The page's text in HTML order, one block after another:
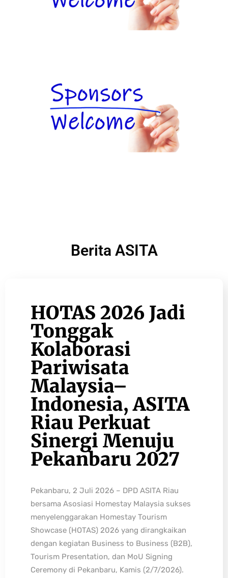
Berita ASITA
HOTAS 2026 Jadi
Tonggak
Kolaborasi
Pariwisata
Malaysia–
Indonesia, ASITA
Riau Perkuat
Sinergi Menuju
Pekanbaru 2027
Pekanbaru, 2 Juli 2026 – DPD ASITA Riau
bersama Asosiasi Homestay Malaysia sukses
menyelenggarakan Homestay Tourism
Showcase (HOTAS) 2026 yang dirangkaikan
dengan kegiatan Business to Business (B2B),
Tourism Presentation, dan MoU Signing
Ceremony di Pekanbaru, Kamis (2/7/2026).